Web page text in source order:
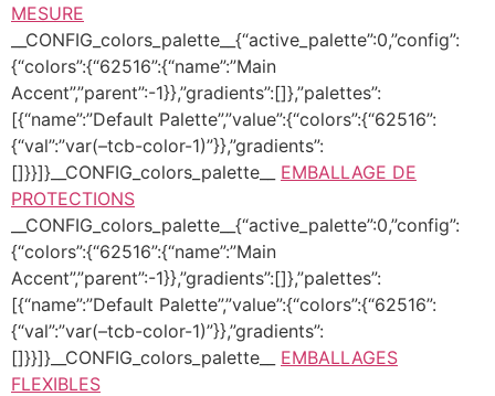
MESURE
__CONFIG_colors_palette__{“active_palette”:0,”config”:
{“colors”:{“62516”:{“name”:”Main
Accent”,”parent”:-1}},”gradients”:[]},”palettes”:
[{“name”:”Default Palette”,”value”:{“colors”:{“62516”:
{“val”:”var(–tcb-color-1)”}},”gradients”:
[]}}]}__CONFIG_colors_palette__ EMBALLAGE DE
PROTECTIONS
__CONFIG_colors_palette__{“active_palette”:0,”config”:
{“colors”:{“62516”:{“name”:”Main
Accent”,”parent”:-1}},”gradients”:[]},”palettes”:
[{“name”:”Default Palette”,”value”:{“colors”:{“62516”:
{“val”:”var(–tcb-color-1)”}},”gradients”:
[]}}]}__CONFIG_colors_palette__ EMBALLAGES
FLEXIBLES